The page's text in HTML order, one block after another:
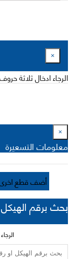
×
الرجاء ادخال ثلاثة
×
معلومات التسعيرة
أضف قطع
بحث برقم